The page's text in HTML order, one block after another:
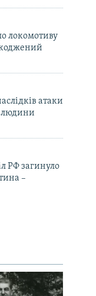
локомотиву
атаки
людини
РФ загинуло
–